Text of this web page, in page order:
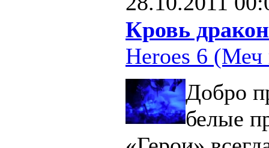
Кровь
Heroes 6 (Меч
Добро
белые